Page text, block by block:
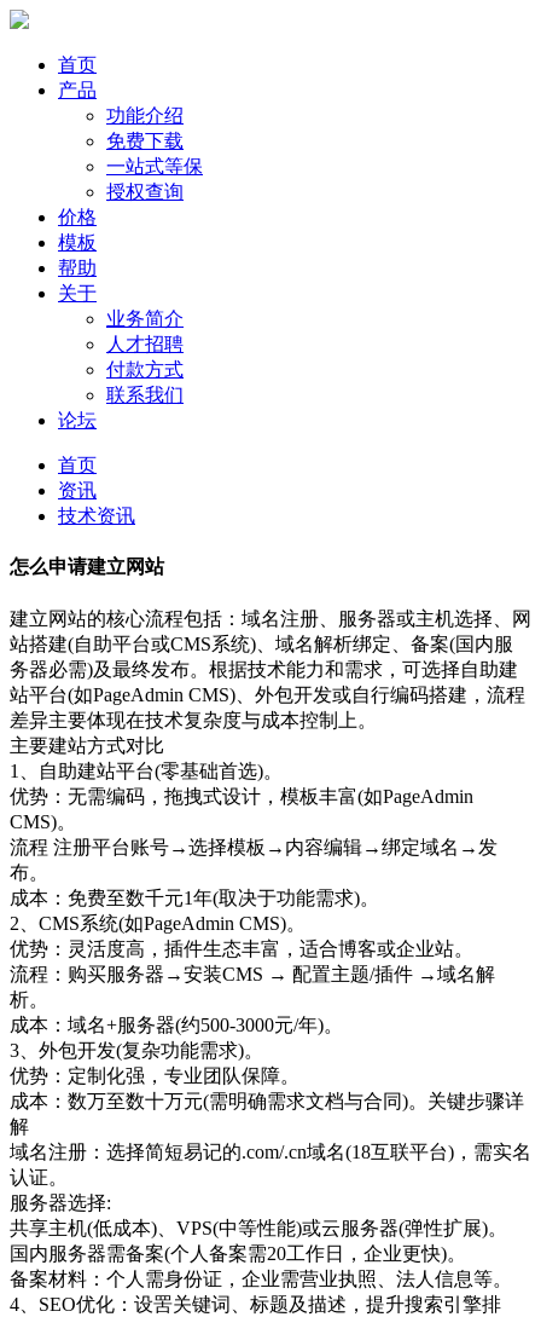
首页
产品
功能介绍
免费下载
一站式等保
授权查询
价格
模板
帮助
关于
业务简介
人才招聘
付款方式
联系我们
论坛
首页
资讯
技术资讯
怎么申请建立网站
建立网站的核心流程包括：域名注册、服务器或主机选择、网
站搭建(自助平台或CMS系统)、域名解析绑定、备案(国内服
务器必需)及最终发布。根据技术能力和需求，可选择自助建
站平台(如PageAdmin CMS)、外包开发或自行编码搭建，流程
差异主要体现在技术复杂度与成本控制上。
主要建站方式对比
1、自助建站平台(零基础首选)。
优势：无需编码，拖拽式设计，模板丰富(如PageAdmin
CMS)。
流程 注册平台账号→选择模板→内容编辑→绑定域名→发
布。
成本：免费至数千元1年(取决于功能需求)。
2、CMS系统(如PageAdmin CMS)。
优势：灵活度高，插件生态丰富，适合博客或企业站。
流程：购买服务器→安装CMS → 配置主题/插件 →域名解
析。
成本：域名+服务器(约500-3000元/年)。
3、外包开发(复杂功能需求)。
优势：定制化强，专业团队保障。
成本：数万至数十万元(需明确需求文档与合同)。关键步骤详
解
域名注册：选择简短易记的.com/.cn域名(18互联平台)，需实名
认证。
服务器选择:
共享主机(低成本)、VPS(中等性能)或云服务器(弹性扩展)。
国内服务器需备案(个人备案需20工作日，企业更快)。
备案材料：个人需身份证，企业需营业执照、法人信息等。
4、SEO优化：设罟关键词、标题及描述，提升搜索引擎排